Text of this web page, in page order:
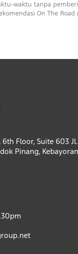
waktu tanpa
On The
Floor, Suite 603
Pinang,